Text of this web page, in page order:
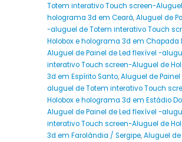
Totem interativo Touch screen-
holograma 3d em Ceará,Aluguel de
-aluguel de Totem interativo Touch
Holobox e holograma 3d em
Aluguel de Painel de Led flexível -
interativo Touch screen-Aluguel de
3d em Espírito Santo,Aluguel de
aluguel de Totem interativo Touch
Holobox e holograma 3d em Estádio
Aluguel de Painel de Led flexível -
interativo Touch screen-Aluguel de
3d em Farolândia / Sergipe,Aluguel de